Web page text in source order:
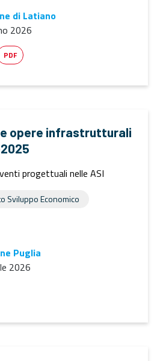
di Latiano
2026
PDF
opere infrastrutturali
progettuali nelle ASI
Sviluppo Economico
Puglia
2026